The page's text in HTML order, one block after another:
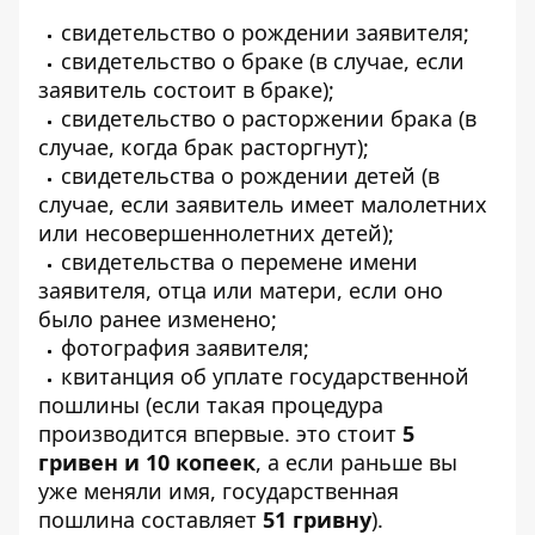
свидетельство о рождении заявителя;
свидетельство о браке (в случае, если
заявитель состоит в браке);
свидетельство о расторжении брака (в
случае, когда брак расторгнут);
свидетельства о рождении детей (в
случае, если заявитель имеет малолетних
или несовершеннолетних детей);
свидетельства о перемене имени
заявителя, отца или матери, если оно
было ранее изменено;
фотография заявителя;
квитанция об уплате государственной
пошлины (если такая процедура
производится впервые. это стоит 5
гривен и 10 копеек, а если раньше вы
уже меняли имя, государственная
пошлина составляет 51 гривну).